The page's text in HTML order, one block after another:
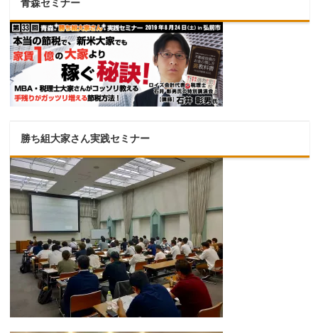
青森セミナー
勝ち組大家さん実践セミナー